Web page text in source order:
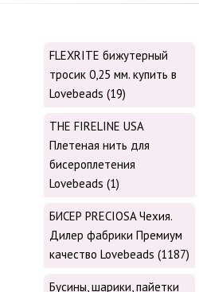
FLEXRITE бижутерный
тросик 0,25 мм. купить в
Lovebeads (19)
THE FIRELINE USA
Плетеная нить для
бисероплетения
Lovebeads (1)
БИСЕР PRECIOSA Чехия.
Дилер фабрики Премиум
качество Lovebeads (1187)
Бусины, шарики, пайетки